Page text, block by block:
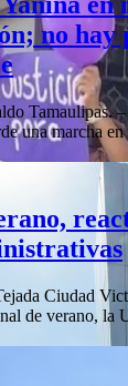
no hay
Tamaulipas.
una marcha
Ciudad
de verano, la